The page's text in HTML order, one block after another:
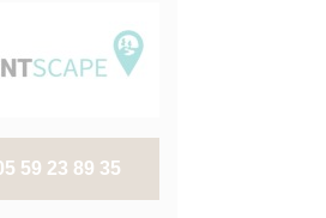
59 23 89 35